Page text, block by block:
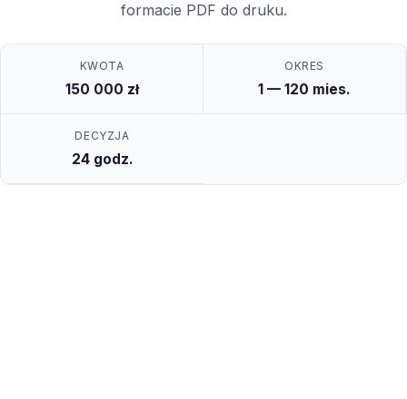
formacie PDF do druku.
KWOTA
150 000 zł
OKRES
1 — 120 mies.
DECYZJA
24 godz.